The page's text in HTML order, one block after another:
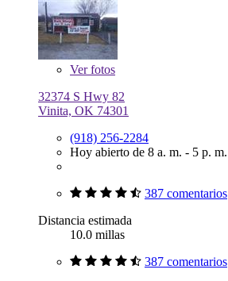
Verfotos
32374 S Hwy 82
Vinita, OK 74301
(918) 256-2284
Hoy abierto de 8 a. m. - 5 p. m.
387 comentarios
Distancia estimada
10.0 millas
387 comentarios